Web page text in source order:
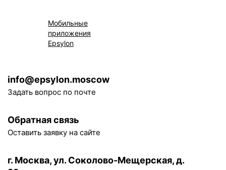
Мобильные
приложения
Epsylon
info@epsylon.moscow
Задать вопрос по почте
Обратная связь
Оставить заявку на сайте
г. Москва, ул. Соколово-Мещерская, д.